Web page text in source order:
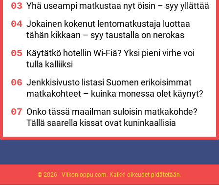
Yhä useampi matkustaa nyt öisin – syy yllättää
Jokainen kokenut lentomatkustaja luottaa
tähän kikkaan – syy taustalla on nerokas
Käytätkö hotellin Wi-Fiä? Yksi pieni virhe voi
tulla kalliiksi
Jenkkisivusto listasi Suomen erikoisimmat
matkakohteet – kuinka monessa olet käynyt?
Onko tässä maailman suloisin matkakohde?
Tällä saarella kissat ovat kuninkaallisia
© 2026 - Viikonloppu.com. Kaikki oikeudet pidätetään.